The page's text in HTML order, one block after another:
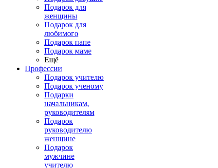
Подарок для
женщины
Подарок для
любимого
Подарок папе
Подарок маме
Ещё
Профессии
Подарок учителю
Подарок ученому
Подарки
начальникам,
руководителям
Подарок
руководителю
женщине
Подарок
мужчине
учителю